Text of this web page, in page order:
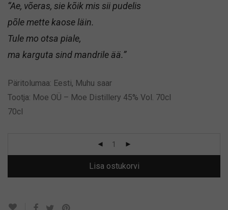
“Ae, võeras, sie kõik mis sii pudelis
põle mette kaose läin.
Tule mo otsa piale,
ma karguta sind mandrile ää.”
Päritolumaa: Eesti, Muhu saar
Tootja: Moe OÜ – Moe Distillery 45% Vol. 70cl
70cl
Lisa ostukorvi